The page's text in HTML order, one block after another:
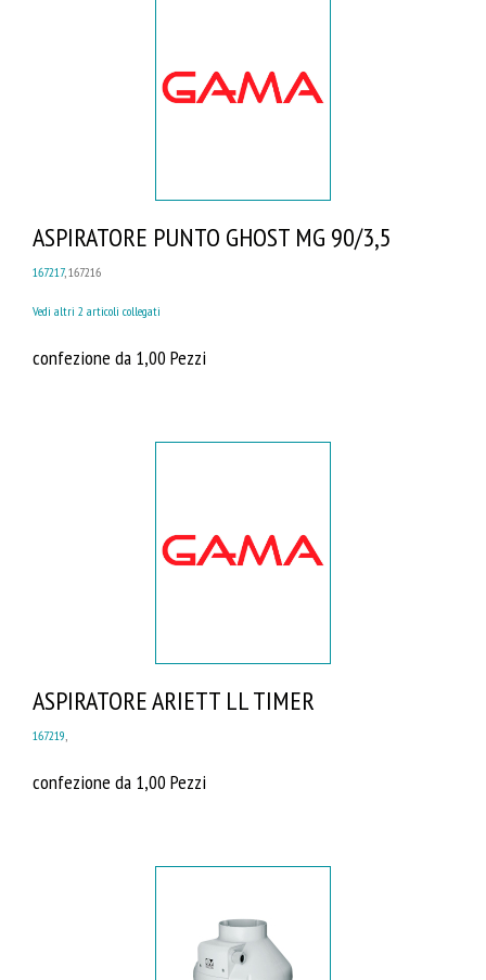
ASPIRATORE PUNTO GHOST MG 90/3,5
167217, 167216
Vedi altri 2 articoli collegati
confezione da 1,00 Pezzi
ASPIRATORE ARIETT LL TIMER
167219
confezione da 1,00 Pezzi